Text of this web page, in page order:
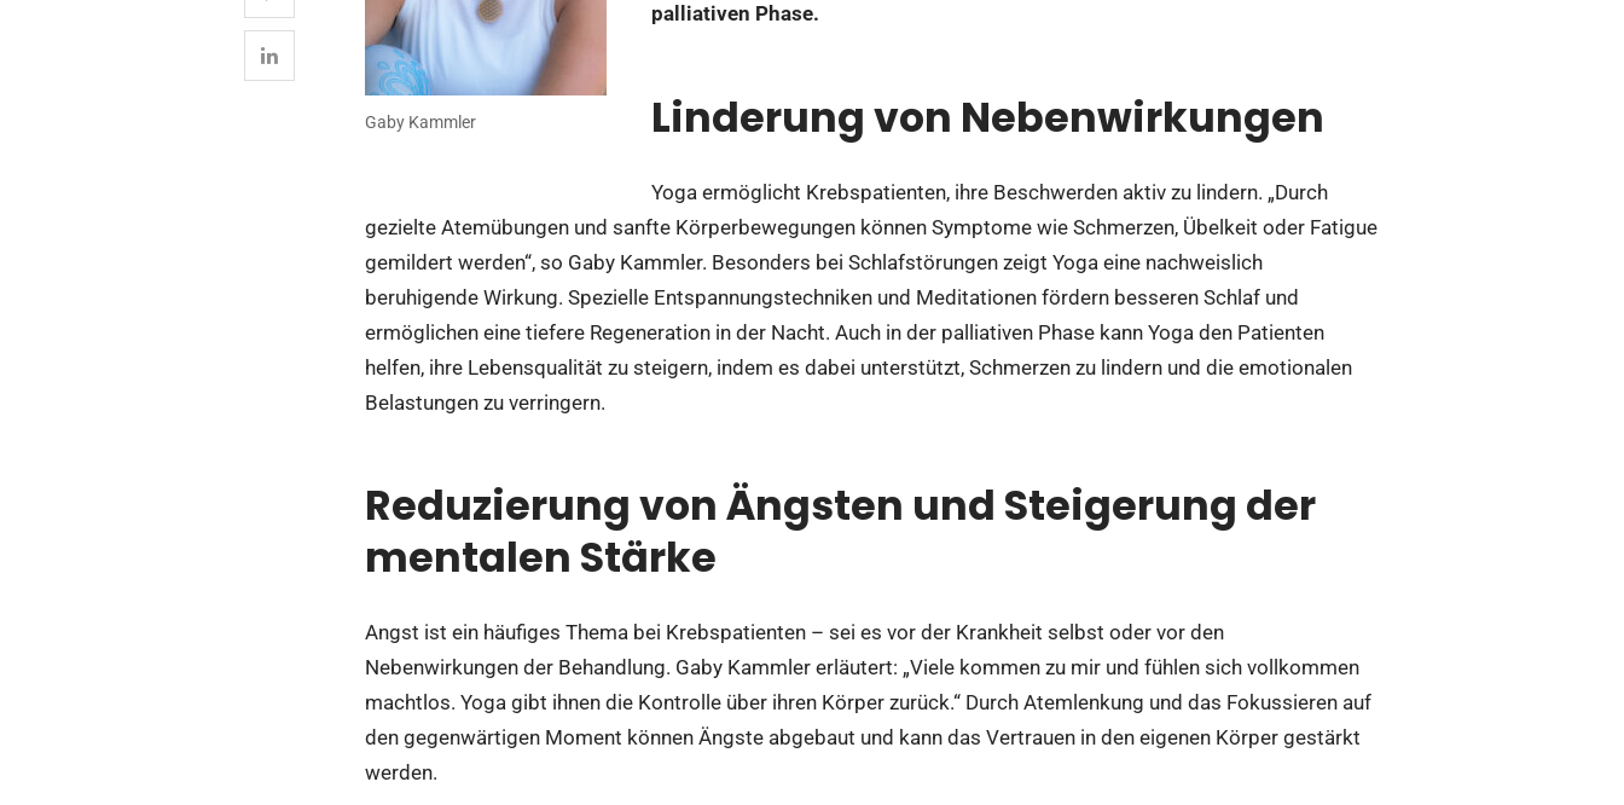
Gaby Kammler
palliativen Phase.
Linderung von Nebenwirkungen
Yoga ermöglicht Krebspatienten, ihre Beschwerden aktiv zu lindern. „Durch
gezielte Atemübungen und sanfte Körperbewegungen können Symptome wie Schmerzen, Übelkeit oder Fatigue
gemildert werden“, so Gaby Kammler. Besonders bei Schlafstörungen zeigt Yoga eine nachweislich
beruhigende Wirkung. Spezielle Entspannungstechniken und Meditationen fördern besseren Schlaf und
ermöglichen eine tiefere Regeneration in der Nacht. Auch in der palliativen Phase kann Yoga den Patienten
helfen, ihre Lebensqualität zu steigern, indem es dabei unterstützt, Schmerzen zu lindern und die emotionalen
Belastungen zu verringern.
Reduzierung von Ängsten und Steigerung der
mentalen Stärke
Angst ist ein häufiges Thema bei Krebspatienten – sei es vor der Krankheit selbst oder vor den
Nebenwirkungen der Behandlung. Gaby Kammler erläutert: „Viele kommen zu mir und fühlen sich vollkommen
machtlos. Yoga gibt ihnen die Kontrolle über ihren Körper zurück.“ Durch Atemlenkung und das Fokussieren auf
den gegenwärtigen Moment können Ängste abgebaut und kann das Vertrauen in den eigenen Körper gestärkt
werden.